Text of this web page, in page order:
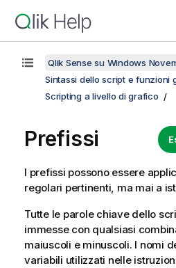
Qlik Sense su Windows
Sintassi dello script e funzioni
Scripting a livello di grafico
Prefissi
I prefissi possono essere
regolari pertinenti, ma mai a
Tutte le parole chiave dello
immesse con qualsiasi
maiuscoli e minuscoli. I nomi
variabili utilizzati nelle